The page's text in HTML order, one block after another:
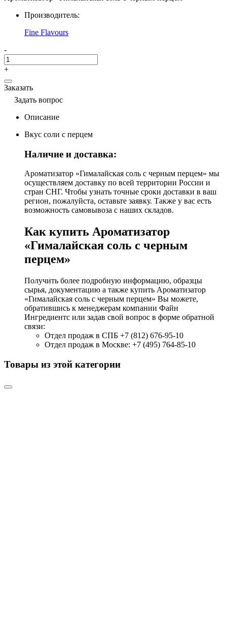
Производитель:
Fine Flavours
-
+
Заказать
Задать вопрос
Описание
Вкус соли с перцем
Наличие и доставка:
Ароматизатор «Гималайская соль с черным перцем» мы
осуществляем доставку по всей территории России и
стран СНГ. Чтобы узнать точные сроки доставки в ваш
регион, пожалуйста, оставьте заявку. Также у вас есть
возможность самовывоза с наших складов.
Как купить Ароматизатор
«Гималайская соль с черным
перцем»
Получить более подробную информацию, образцы
сырья, документацию а также купить Ароматизатор
«Гималайская соль с черным перцем» Вы можете,
обратившись к менеджерам компании Файн
Ингредиентс или задав свой вопрос в форме обратной
связи:
Отдел продаж в СПБ +7 (812) 676-95-10
Отдел продаж в Москве: +7 (495) 764-85-10
Товары из этой категории